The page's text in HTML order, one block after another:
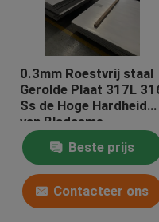
0.3mm Roestvrij staal
Gerolde Plaat 317L
Ss de Hoge Hardheid
van Bladasme
Beste prijs
Contacteer ons